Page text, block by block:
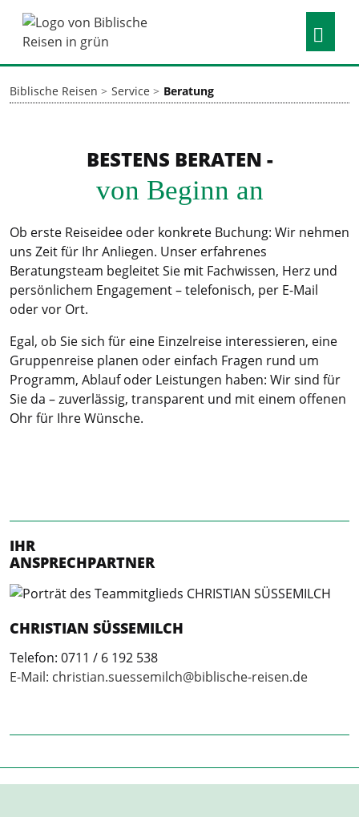
Biblische Reisen Service Beratung
BESTENS BERATEN -
von Beginn an
Ob erste Reiseidee oder konkrete Buchung: Wir nehmen
uns Zeit für Ihr Anliegen. Unser erfahrenes
Beratungsteam begleitet Sie mit Fachwissen, Herz und
persönlichem Engagement – telefonisch, per E-Mail
oder vor Ort.
Egal, ob Sie sich für eine Einzelreise interessieren, eine
Gruppenreise planen oder einfach Fragen rund um
Programm, Ablauf oder Leistungen haben: Wir sind für
Sie da – zuverlässig, transparent und mit einem offenen
Ohr für Ihre Wünsche.
IHR
ANSPRECHPARTNER
CHRISTIAN SÜSSEMILCH
Telefon: 0711 / 6 192 538
E-Mail: christian.suessemilch@biblische-reisen.de